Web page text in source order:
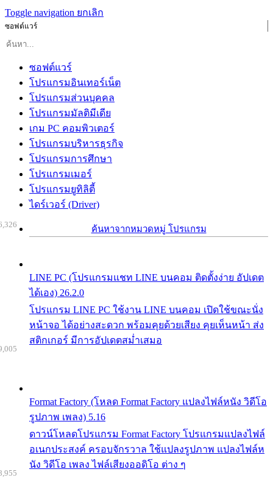
Toggle navigation ยกเลิก
ซอฟต์แวร์
ซอฟต์แวร์
โปรแกรมอินเทอร์เน็ต
โปรแกรมส่วนบุคคล
โปรแกรมมัลติมีเดีย
เกม PC คอมพิวเตอร์
โปรแกรมบริหารธุรกิจ
โปรแกรมการศึกษา
โปรแกรมเมอร์
โปรแกรมยูทิลิตี้
ไดร์เวอร์ (Driver)
ค้นหาจากหมวดหมู่ โปรแกรม
LINE PC (โปรแกรมแชท LINE บนคอม ติดตั้งง่าย อัปเดต
ได้เอง) 26.2.0
โปรแกรม LINE PC ใช้งาน LINE บนคอม เปิดใช้ขณะนั่ง
หน้าจอ ได้อย่างสะดวก พร้อมคุยด้วยเสียง คุยเห็นหน้า ส่ง
สติกเกอร์ มีการอัปเดตสม่ำเสมอ
Format Factory (โหลด Format Factory แปลงไฟล์หนัง วิดีโอ
รูปภาพ เพลง) 5.16
ดาวน์โหลดโปรแกรม Format Factory โปรแกรมแปลงไฟล์
อเนกประสงค์ ครอบจักรวาล ใช้แปลงรูปภาพ แปลงไฟล์ห
นัง วิดีโอ เพลง ไฟล์เสียงออดิโอ ต่าง ๆ